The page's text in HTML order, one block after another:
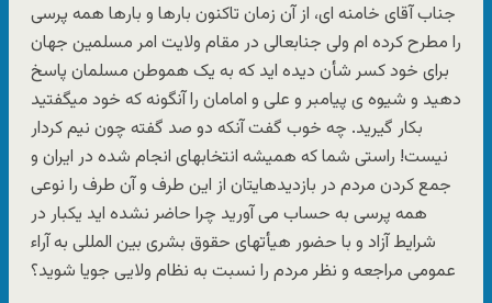
جناب آقای خامنه ای، از آن زمان تاکنون بارها و بارها همه پرسی
را مطرح کرده ام ولی جنابعالی در مقام ولایت امر مسلمین جهان
برای خود کسر شأن دیده اید که به یک هموطن مسلمان پاسخ
دهید و شیوه ی پیامبر و علی و امامان را آنگونه که خود میگفتید
بکار گیرید. چه خوب گفت آنکه دو صد گفته چون نیم کردار
نیست! راستی شما که همیشه انتخابهای انجام شده در ایران و
جمع کردن مردم در بازدیدهایتان از این طرف و آن طرف را نوعی
همه پرسی به حساب می آورید چرا حاضر نشده اید یکبار در
شرایط آزاد و با حضور هیأتهای حقوق بشری بین المللی به آراء
عمومی مراجعه و نظر مردم را نسبت به نظام ولایی جویا شوید؟